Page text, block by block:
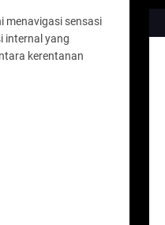
menavigasi sensasi
internal yang
kerentanan